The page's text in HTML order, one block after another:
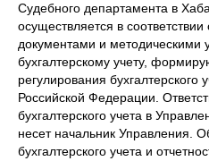
Судебного департамента в
осуществляется в
документами и методическими
бухгалтерскому учету,
регулирования бухгалтерского
Российской Федерации.
бухгалтерского учета в
несет начальник Управления.
бухгалтерского учета и